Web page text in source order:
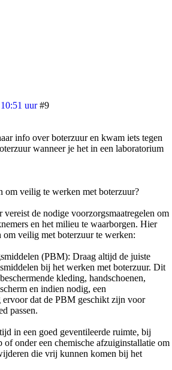
uur #9
info over boterzuur en kwam iets tegen
wanneer je het in een laboratorium
om veilig te werken met boterzuur?
de nodige voorzorgsmaatregelen om
en het milieu te waarborgen. Hier
om veilig met boterzuur te werken:
(PBM): Draag altijd de juiste
bij het werken met boterzuur. Dit
kleding, handschoenen,
en indien nodig, een
ervoor dat de PBM geschikt zijn voor
passen.
in een goed geventileerde ruimte, bij
onder een chemische afzuiginstallatie om
die vrij kunnen komen bij het